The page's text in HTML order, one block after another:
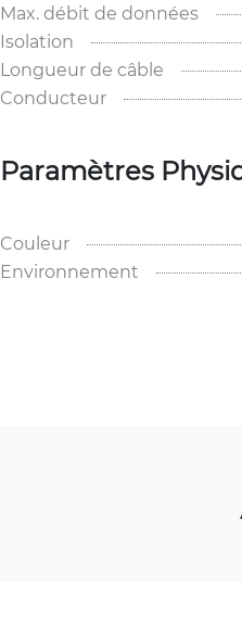
Max. débit de données
Isolation
Longueur de câble
Conducteur
Paramètres
Couleur
Environnement